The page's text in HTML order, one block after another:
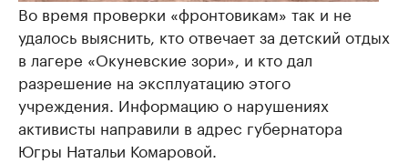
Во время проверки «фронтовикам» так и не
удалось выяснить, кто отвечает за детский отдых
в лагере «Окуневские зори», и кто дал
разрешение на эксплуатацию этого
учреждения. Информацию о нарушениях
активисты направили в адрес губернатора
Югры Натальи Комаровой.